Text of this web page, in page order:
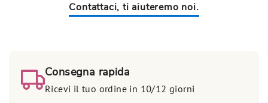
Contattaci, ti aiuteremo noi.
Consegna rapida
Ricevi il tuo ordine in 10/12 giorni